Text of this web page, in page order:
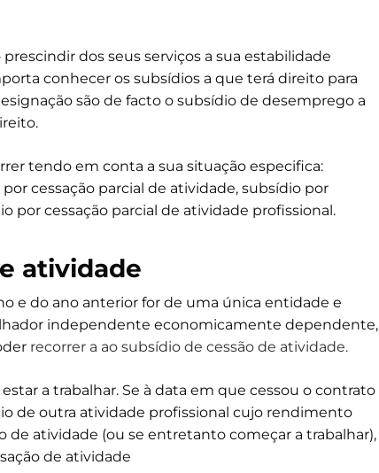
dos seus serviços a sua estabilidade
conhecer os subsídios a que terá direito para
são de facto o subsídio de desemprego a
tendo em conta a sua situação especifica:
cessação parcial de atividade, subsídio por
por cessação parcial de atividade profissional.
atividade
e do ano anterior for de uma única entidade e
independente economicamente dependente,
recorrer a ao subsídio de cessão de atividade.
a trabalhar. Se à data em que cessou o contrato
de outra atividade profissional cujo rendimento
de atividade (ou se entretanto começar a trabalhar),
de atividade